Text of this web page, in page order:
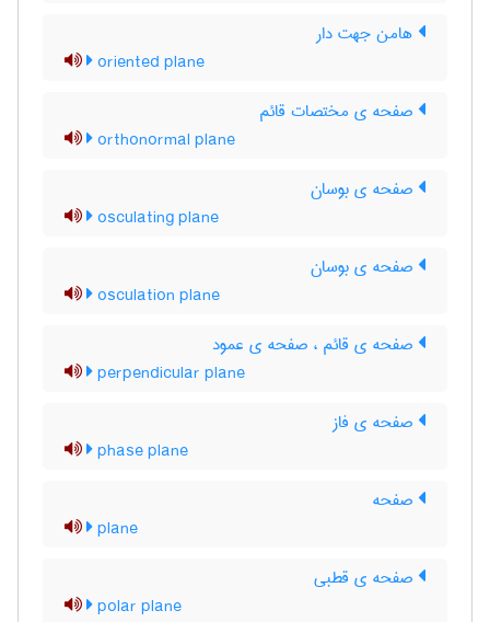
هامن جهت دار
oriented plane
صفحه ی مختصات قائم
orthonormal plane
صفحه ی بوسان
osculating plane
صفحه ی بوسان
osculation plane
صفحه ی قائم ، صفحه ی عمود
perpendicular plane
صفحه ی فاز
phase plane
صفحه
plane
صفحه ی قطبی
polar plane